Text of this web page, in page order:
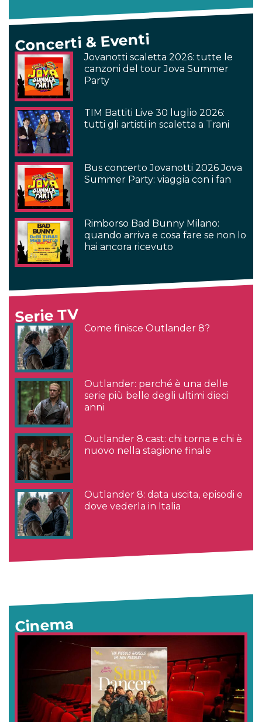
Concerti & Eventi
Jovanotti scaletta 2026: tutte le
canzoni del tour Jova Summer
Party
TIM Battiti Live 30 luglio 2026:
tutti gli artisti in scaletta a Trani
Bus concerto Jovanotti 2026 Jova
Summer Party: viaggia con i fan
Rimborso Bad Bunny Milano:
quando arriva e cosa fare se non lo
hai ancora ricevuto
Serie TV
Come finisce Outlander 8?
Outlander: perché è una delle
serie più belle degli ultimi dieci
anni
Outlander 8 cast: chi torna e chi è
nuovo nella stagione finale
Outlander 8: data uscita, episodi e
dove vederla in Italia
Cinema